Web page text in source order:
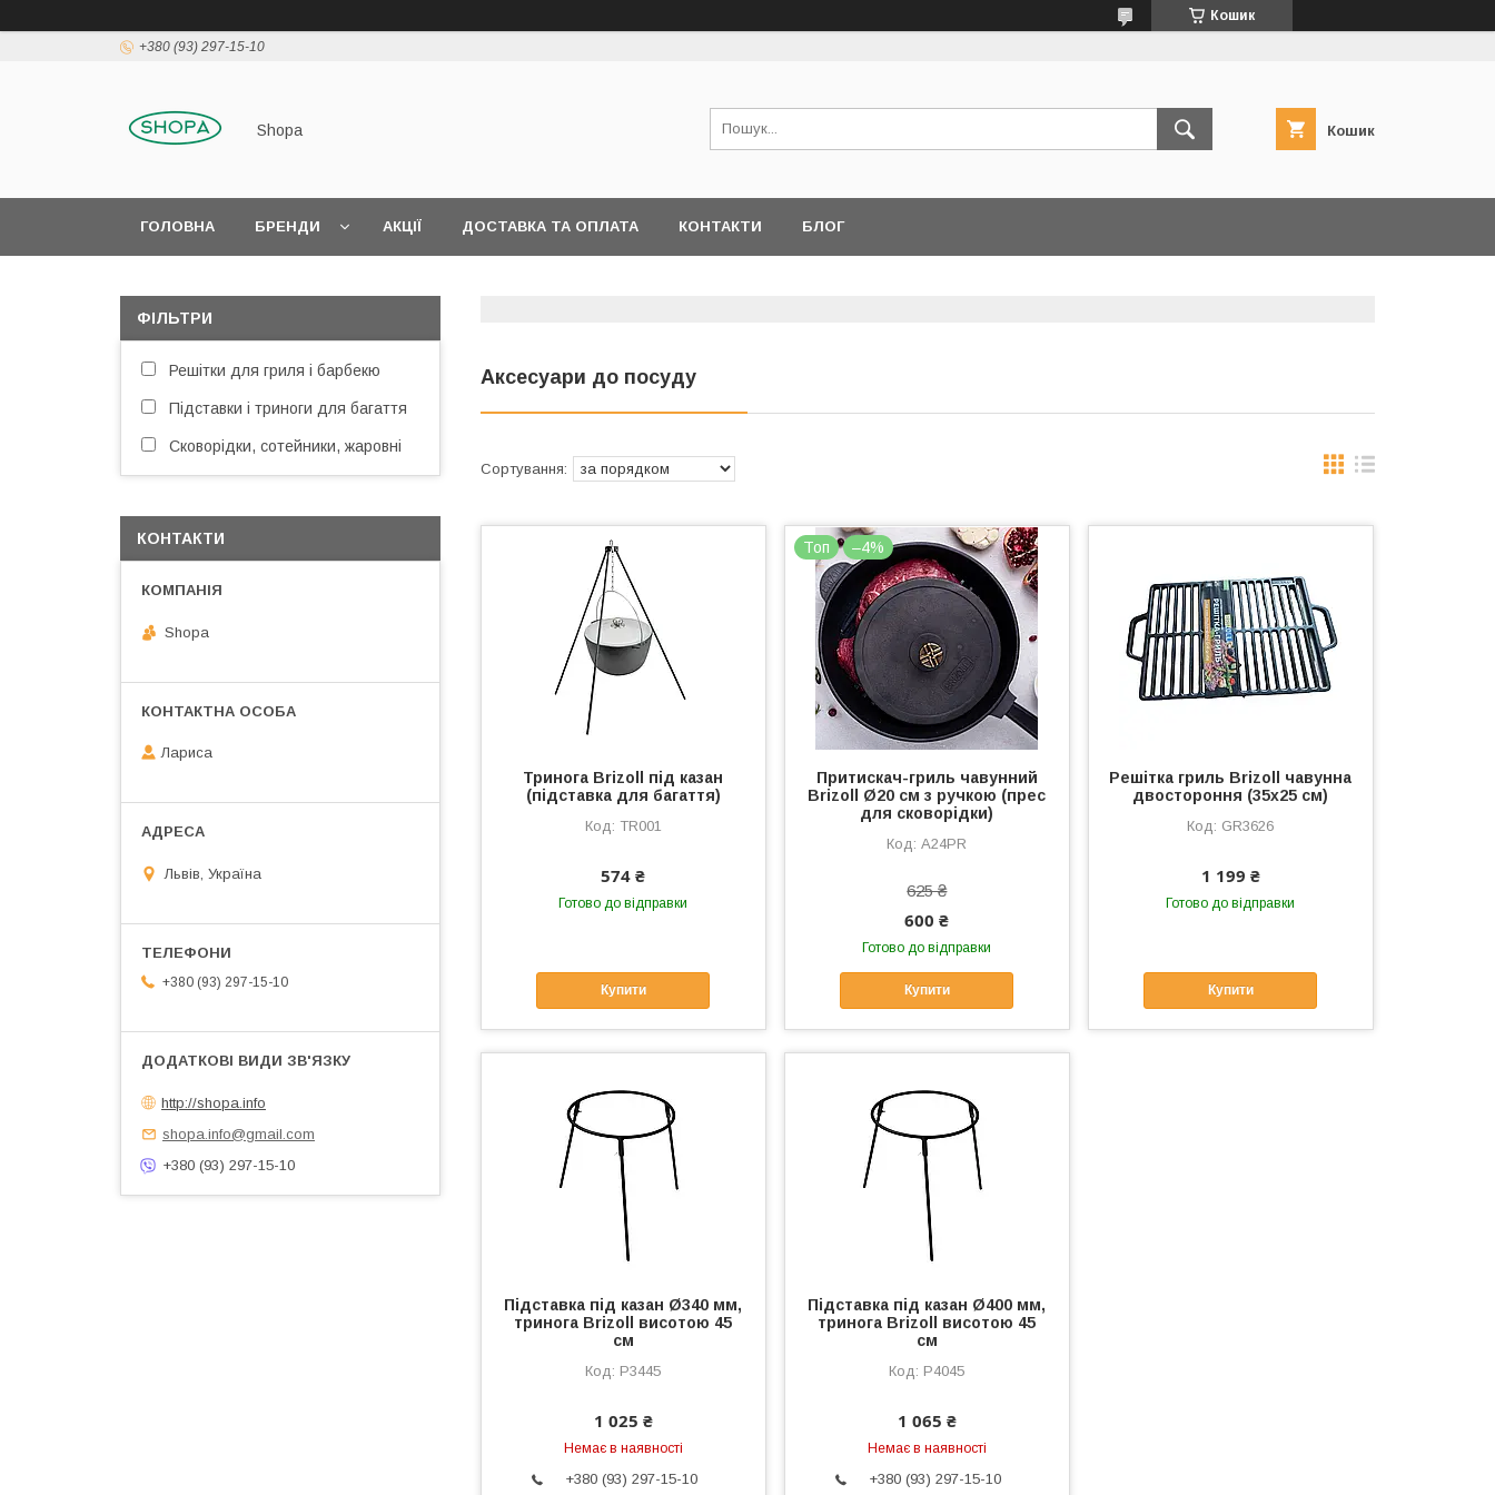
Кошик
+380 (93) 297-15-10
Shopa Кошик
ГОЛОВНА БРЕНДИ АКЦІЇ ДОСТАВКА ТА ОПЛАТА КОНТАКТИ БЛОГ
Аксесуари до посуду
Тринога Brizoll під казан
(підставка для багаття)
TR001
574 ₴
Готово до відправки
Купити
Топ –4%
Притискач-гриль чавунний
Brizoll Ø20 см з ручкою (прес
для сковорідки)
A24PR
625 ₴
600 ₴
Готово до відправки
Купити
Решітка гриль Brizoll чавунна
двостороння (35х25 см)
GR3626
1 199 ₴
Готово до відправки
Купити
Підставка під казан Ø340 мм,
тринога Brizoll висотою 45
см
P3445
1 025 ₴
Немає в наявності
+380 (93) 297-15-10
Підставка під казан Ø400 мм,
тринога Brizoll висотою 45
см
P4045
1 065 ₴
Немає в наявності
+380 (93) 297-15-10
ФІЛЬТРИ
Решітки для гриля і барбекю
Підставки і триноги для багаття
Сковорідки, сотейники, жаровні
КОНТАКТИ
Shopa
Лариса
Львів, Україна
+380 (93) 297-15-10
http://shopa.info
shopa.info@gmail.com
+380 (93) 297-15-10